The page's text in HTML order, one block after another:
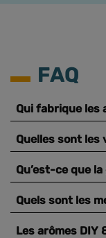
FAQ
Qui fabrique les
Quelles sont les
Qu’est-ce que
Quels sont les
Les arômes DIY